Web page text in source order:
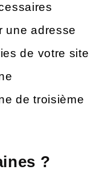
une adresse
de votre site
de troisième
?